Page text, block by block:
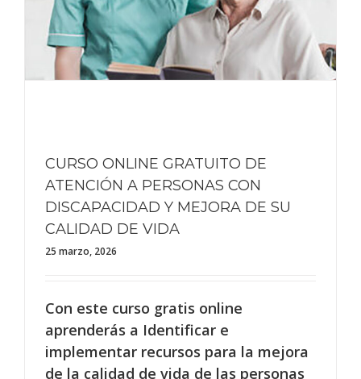
CURSO ONLINE GRATUITO DE
ATENCIÓN A PERSONAS CON
DISCAPACIDAD Y MEJORA DE SU
CALIDAD DE VIDA
25 marzo, 2026
Con este curso gratis online
aprenderás a Identificar e
implementar recursos para la mejora
de la calidad de vida de las personas